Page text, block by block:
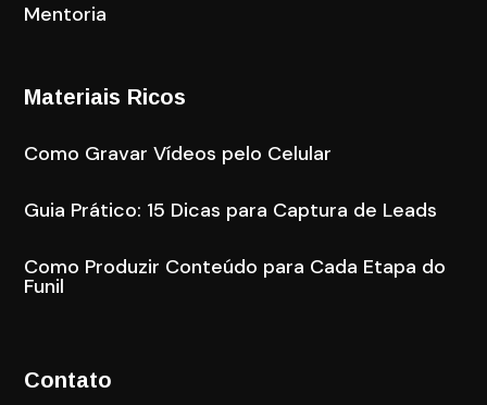
Mentoria
Materiais Ricos
Como Gravar Vídeos pelo Celular
Guia Prático: 15 Dicas para Captura de Leads
Como Produzir Conteúdo para Cada Etapa do
Funil
Contato